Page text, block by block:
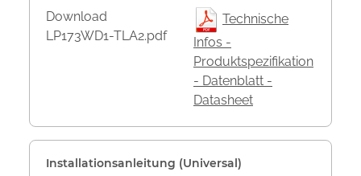
Download
LP173WD1-TLA2.pdf
Technische
Infos -
Produktspezifikation
- Datenblatt -
Datasheet
Installationsanleitung (Universal)